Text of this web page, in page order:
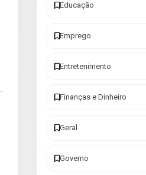
Educação
Emprego
Entretenimento
Finanças e Dinheiro
Geral
Governo